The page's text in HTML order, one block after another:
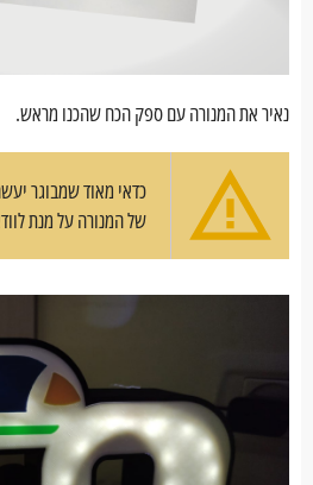
נאיר את המנורה עם ספק הכח שהכנו מראש.
כדאי מאוד שמבוגר
של המנורה על מנת